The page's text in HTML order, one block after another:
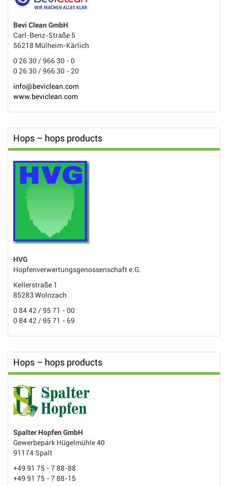
Bevi Clean GmbH
Carl-Benz-Straße 5
56218 Mülheim-Kärlich
0 26 30 / 966 30 - 0
0 26 30 / 966 30 - 20
info@beviclean.com
www.beviclean.com
Hops – hops products
HVG
Hopfenverwertungsgenossenschaft e.G.
Kellerstraße 1
85283 Wolnzach
0 84 42 / 95 71 - 00
0 84 42 / 95 71 - 69
Hops – hops products
Spalter Hopfen GmbH
Gewerbepark Hügelmühle 40
91174 Spalt
+49 91 75 - 7 88-88
+49 91 75 - 7 88-15